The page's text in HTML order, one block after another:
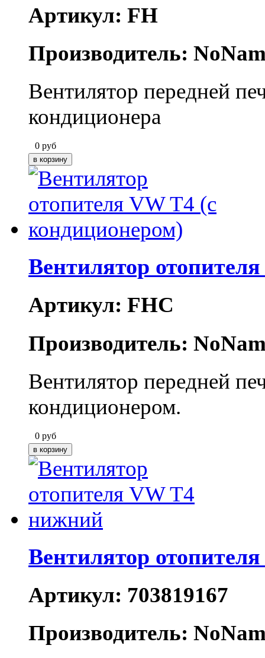
Артикул: FH
Производитель:
Вентилятор передней
кондиционера
0 руб
Вентилятор
Артикул: FHC
Производитель:
Вентилятор передней
кондиционером.
0 руб
Вентилятор
Артикул: 703819167
Производитель: